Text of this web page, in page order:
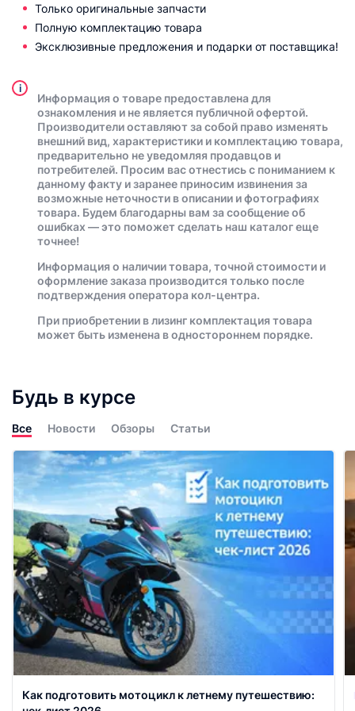
Только оригинальные запчасти
Полную комплектацию товара
Эксклюзивные предложения и подарки от поставщика!
i
Информация о товаре предоставлена для
ознакомления и не является публичной офертой.
Производители оставляют за собой право изменять
внешний вид, характеристики и комплектацию товара,
предварительно не уведомляя продавцов и
потребителей. Просим вас отнестись с пониманием к
данному факту и заранее приносим извинения за
возможные неточности в описании и фотографиях
товара. Будем благодарны вам за сообщение об
ошибках — это поможет сделать наш каталог еще
точнее!
Информация о наличии товара, точной стоимости и
оформление заказа производится только после
подтверждения оператора кол-центра.
При приобретении в лизинг комплектация товара
может быть изменена в одностороннем порядке.
Будь в курсе
Все Новости Обзоры Статьи
Как подготовить мотоцикл к летнему путешествию: